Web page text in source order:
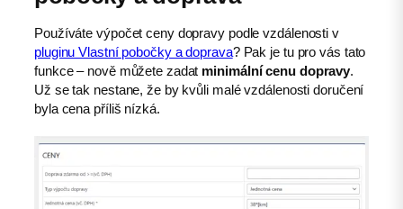
Používáte výpočet ceny dopravy podle vzdálenosti v
pluginu Vlastní pobočky a doprava? Pak je tu pro vás tato
funkce – nově můžete zadat minimální cenu dopravy.
Už se tak nestane, že by kvůli malé vzdálenosti doručení
byla cena příliš nízká.